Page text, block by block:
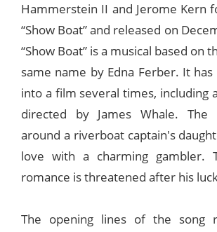
Hammerstein II and Jerome Kern
“Show Boat” and released on
“Show Boat” is a musical based on
same name by Edna Ferber. It
into a film several times, including
directed by James Whale. The
around a riverboat captain's
love with a charming gambler.
romance is threatened after his
The opening lines of the song